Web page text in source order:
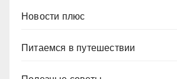
Новости плюс
Питаемся в путешествии